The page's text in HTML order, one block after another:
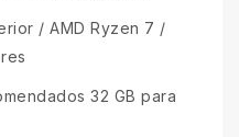
/ AMD Ryzen 7 /
32 GB para